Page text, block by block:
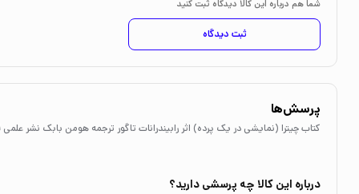
شما هم درباره این کالا دیدگاه ثبت کنید
ثبت دیدگاه
پرسش‌ها
کتاب چیترا (نمایشی در یک پرده) اثر رابیندرانات تاگور ترجمه هومن بابک نشر علمی
درباره این کالا چه پرسشی دارید؟